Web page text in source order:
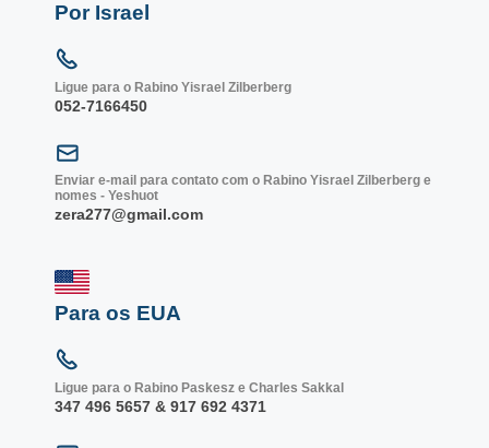
Por Israel
Ligue para o Rabino Yisrael Zilberberg
052-7166450
Enviar e-mail para contato com o Rabino Yisrael Zilberberg e
nomes - Yeshuot
zera277@gmail.com
Para os EUA
Ligue para o Rabino Paskesz e Charles Sakkal
347 496 5657 & 917 692 4371